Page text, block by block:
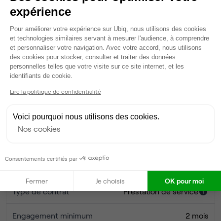
- Accès 24/7 par badge
- Alarme
- bureaux climatisés,
Charges comprises : électricité, chauffage, charges de
copropriété, taxe foncière.
Ce bureau peut accueillir 2 postes de travail. Nous
bureau à vos besoins afin de vous proposer une prestation
Accès 24/7
Accès par badge
Ascenseur
Surface par poste
Contrat et conditions
Type de contrat Prestation de service
Engagement minimum 2 mois
expérience
Plateforme de Gestion du
Pour améliorer votre expérience sur Ubiq, nous utilisons des cookies
et technologies similaires servant à mesurer l'audience, à comprendre
et personnaliser votre navigation. Avec votre accord, nous utilisons
des cookies pour stocker, consulter et traiter des données
personnelles telles que votre visite sur ce site internet, et les
identifiants de cookie.
Lire la politique de confidentialité
Voici pourquoi nous utilisons des cookies.
Nos cookies
Consentements certifiés par
Fermer Je choisis OK pour moi